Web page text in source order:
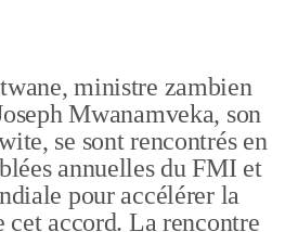
ministre zambien
Mwanamveka, son
se sont rencontrés en
annuelles du FMI et
pour accélérer la
cet accord. La rencontre